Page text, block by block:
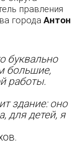
правления
городаАнтон
буквально
большие,
работы.
здание: оно
для детей, я